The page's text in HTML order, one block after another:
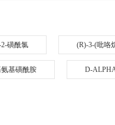
磺酰氯 (R)-3-(吡咯
基磺酰胺 D-